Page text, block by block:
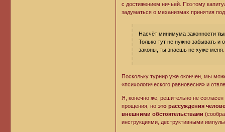
с достижением ничьей. Поэтому
задуматься о механизмах принятия
Насчёт минимума законности
Только тут не нужно забывать и
законы, ты знаешь не хуже меня.
Поскольку турнир уже окончен, мы
«психологического равновесия» и
Я, конечно же, решительно не
прощения, ноэто рассуждения
внешними обстоятельствами
инструкциями, деструктивными